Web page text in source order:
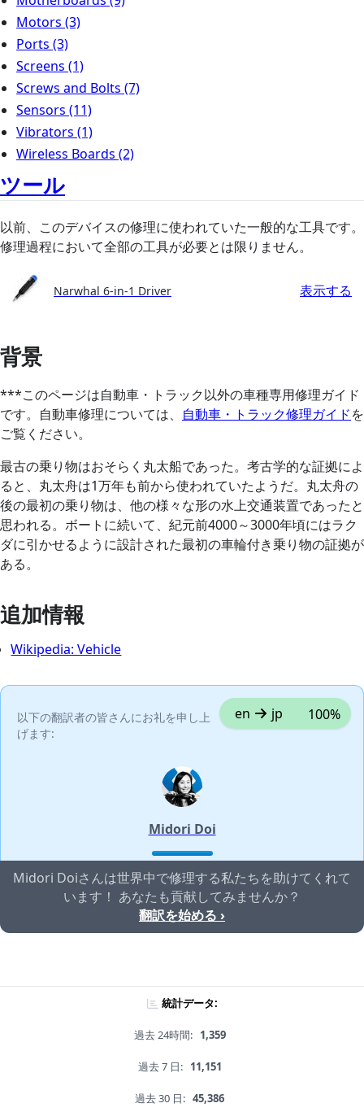
Motors (3)
Ports (3)
Screens (1)
Screws and Bolts (7)
Sensors (11)
Vibrators (1)
Wireless Boards (2)
ツール
以前、このデバイスの修理に使われていた一般的な工具です。
修理過程において全部の工具が必要とは限りません。
Narwhal 6-in-1 Driver 表示する
背景
***このページは自動車・トラック以外の車種専用修理ガイド
です。自動車修理については、 自動車・トラック修理ガイドを
ご覧ください。
最古の乗り物はおそらく丸太船であった。考古学的な証拠によ
ると、丸太舟は1万年も前から使われていたようだ。丸太舟の
後の最初の乗り物は、他の様々な形の水上交通装置であったと
思われる。ボートに続いて、紀元前4000～3000年頃にはラク
ダに引かせるように設計された最初の車輪付き乗り物の証拠が
ある。
追加情報
Wikipedia: Vehicle
以下の翻訳者の皆さんにお礼を申し上
げます:
en jp 100%
Midori Doi
Midori Doiさんは世界中で修理する私たちを助けてくれて
います！ あなたも貢献してみませんか？
翻訳を始める ›
統計データ:
過去 24時間: 1,359
過去 7 日: 11,151
過去 30 日: 45,386